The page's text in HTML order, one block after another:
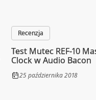
Recenzja
25 października 2018
Test Mutec REF-10
Clock w Audio Bacon